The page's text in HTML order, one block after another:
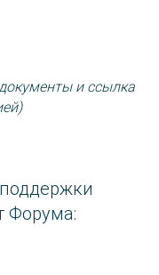
и ссылка
Форума: